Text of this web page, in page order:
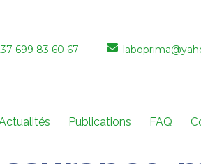
699 83 60 67
Publications FAQ